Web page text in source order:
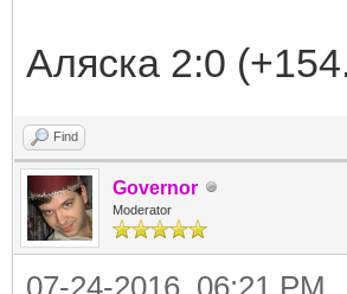
Аляска 2:0
Find
Governor
Moderator
07-24-2016, 06:21 PM